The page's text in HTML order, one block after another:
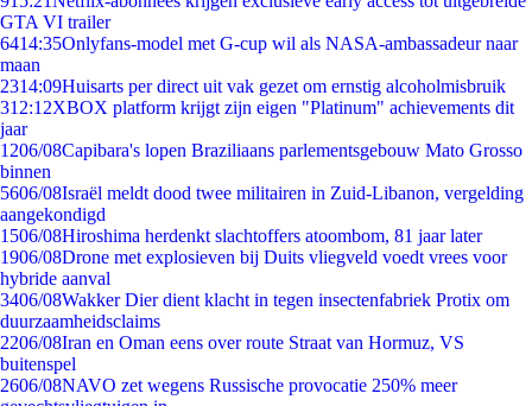
GTA VI trailer
6414:35Onlyfans-model met G-cup wil als NASA-ambassadeur naar
maan
2314:09Huisarts per direct uit vak gezet om ernstig alcoholmisbruik
312:12XBOX platform krijgt zijn eigen "Platinum" achievements dit
jaar
1206/08Capibara's lopen Braziliaans parlementsgebouw Mato Grosso
binnen
5606/08Israël meldt dood twee militairen in Zuid-Libanon, vergelding
aangekondigd
1506/08Hiroshima herdenkt slachtoffers atoombom, 81 jaar later
1906/08Drone met explosieven bij Duits vliegveld voedt vrees voor
hybride aanval
3406/08Wakker Dier dient klacht in tegen insectenfabriek Protix om
duurzaamheidsclaims
2206/08Iran en Oman eens over route Straat van Hormuz, VS
buitenspel
2606/08NAVO zet wegens Russische provocatie 250% meer